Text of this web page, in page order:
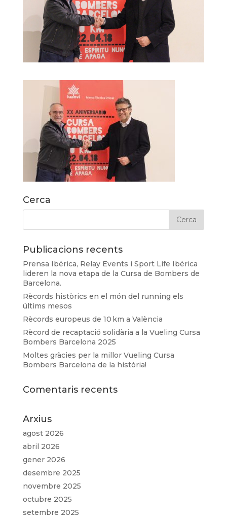
Cerca
Publicacions recents
Prensa Ibérica, Relay Events i Sport Life Ibérica
lideren la nova etapa de la Cursa de Bombers de
Barcelona.
Rècords històrics en el món del running els
últims mesos
Rècords europeus de 10 km a València
Rècord de recaptació solidària a la Vueling Cursa
Bombers Barcelona 2025
Moltes gràcies per la millor Vueling Cursa
Bombers Barcelona de la història!
Comentaris recents
Arxius
agost 2026
abril 2026
gener 2026
desembre 2025
novembre 2025
octubre 2025
setembre 2025